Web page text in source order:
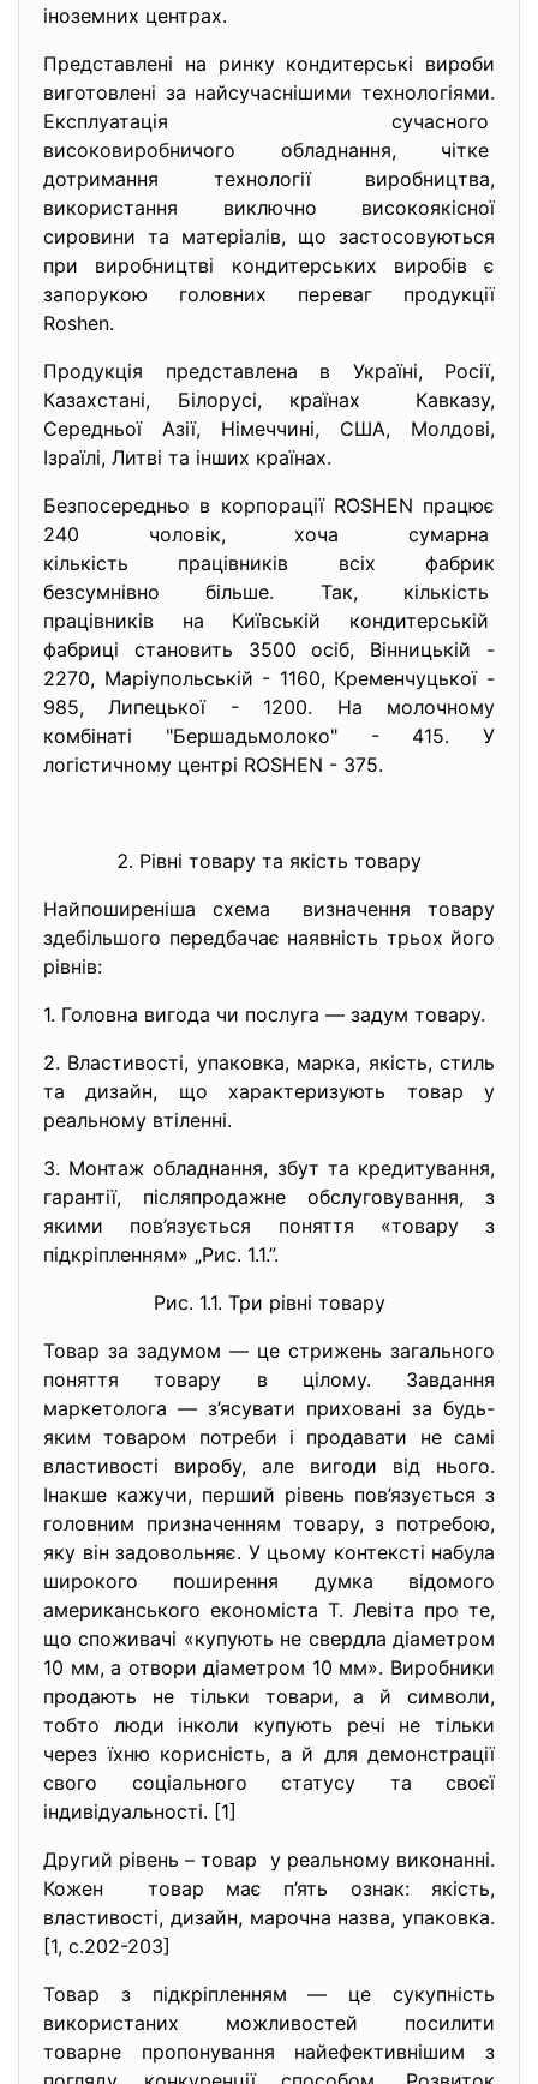
іноземних центрах.
Представлені на ринку кондитерські вироби
виготовлені за найсучаснішими технологіями.
Експлуатація сучасного
високовиробничого обладнання, чітке
дотримання технології виробництва,
використання виключно високоякісної
сировини та матеріалів, що застосовуються
при виробництві кондитерських виробів є
запорукою головних переваг продукції
Roshen.
Продукція представлена в Україні, Росії,
Казахстані, Білорусі, країнах Кавказу,
Середньої Азії, Німеччині, США, Молдові,
Ізраїлі, Литві та інших країнах.
Безпосередньо в корпорації ROSHEN працює
240 чоловік, хоча сумарна
кількість працівників всіх фабрик
безсумнівно більше. Так, кількість
працівників на Київській кондитерській
фабриці становить 3500 осіб, Вінницькій -
2270, Маріупольській - 1160, Кременчуцької -
985, Липецької - 1200. На молочному
комбінаті "Бершадьмолоко" - 415. У
логістичному центрі ROSHEN - 375.
Рівні товару та якість товару
Найпоширеніша схема визначення товару
здебільшого передбачає наявність трьох його
рівнів:
1. Головна вигода чи послуга — задум товару.
2. Властивості, упаковка, марка, якість, стиль
та дизайн, що характеризують товар у
реальному втіленні.
3. Монтаж обладнання, збут та кредитування,
гарантії, післяпродажне обслуговування, з
якими пов’язується поняття «товару з
підкріпленням» „Рис. 1.1.”.
Рис. 1.1. Три рівні товару
Товар за задумом — це стрижень загального
поняття товару в цілому. Завдання
маркетолога — з’ясувати приховані за будь-
яким товаром потреби і продавати не самі
властивості виробу, але вигоди від нього.
Інакше кажучи, перший рівень пов’язується з
головним призначенням товару, з потребою,
яку він задовольняє. У цьому контексті набула
широкого поширення думка відомого
американського економіста Т. Левіта про те,
що споживачі «купують не свердла діаметром
10 мм, а отвори діаметром 10 мм». Виробники
продають не тільки товари, а й символи,
тобто люди інколи купують речі не тільки
через їхню корисність, а й для демонстрації
свого соціального статусу та своєї
індивідуальності. [1]
Другий рівень – товар у реальному виконанні.
Кожен товар має п’ять ознак: якість,
властивості, дизайн, марочна назва, упаковка.
[1, с.202-203]
Товар з підкріпленням — це сукупність
використаних можливостей посилити
товарне пропонування найефективнішим з